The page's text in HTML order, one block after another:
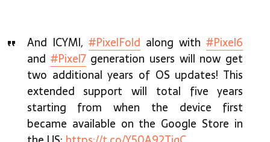
And ICYMI, #PixelFold along with#Pixel6
and #Pixel7generation users will now get
two additional years of OS updates! This
extended support will total five years
starting from when the device first
became available on the Google Store in